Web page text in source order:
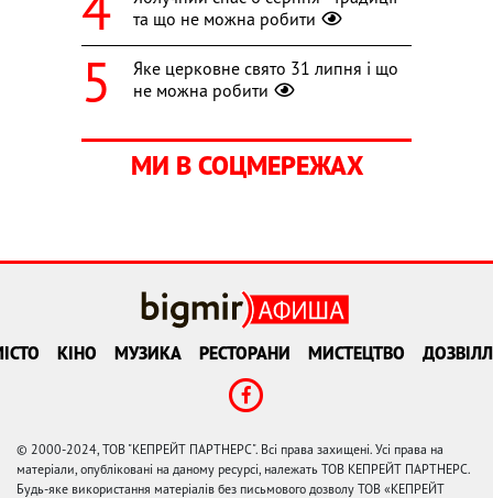
та що не можна робити
Яке церковне свято 31 липня і що
не можна робити
МИ В СОЦМЕРЕЖАХ
КІНО МУЗИКА РЕСТОРАНИ МИСТЕЦТВО
© 2000-2024, ТОВ "КЕПРЕЙТ ПАРТНЕРС". Всі права захищені. Усі права на
матеріали, опубліковані на даному ресурсі, належать ТОВ КЕПРЕЙТ ПАРТНЕРС.
Будь-яке використання матеріалів без письмового дозволу ТОВ «КЕПРЕЙТ